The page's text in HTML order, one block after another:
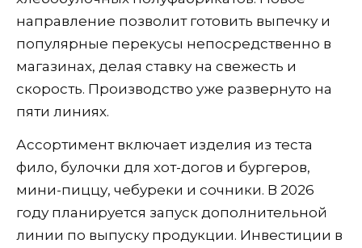
направление позволит готовить выпечку и
популярные перекусы непосредственно в
магазинах, делая ставку на свежесть и
скорость. Производство уже развернуто на
пяти линиях.
Ассортимент включает изделия из теста
фило, булочки для хот-догов и бургеров,
мини-пиццу, чебуреки и сочники. В 2026
году планируется запуск дополнительной
линии по выпуску продукции. Инвестиции в